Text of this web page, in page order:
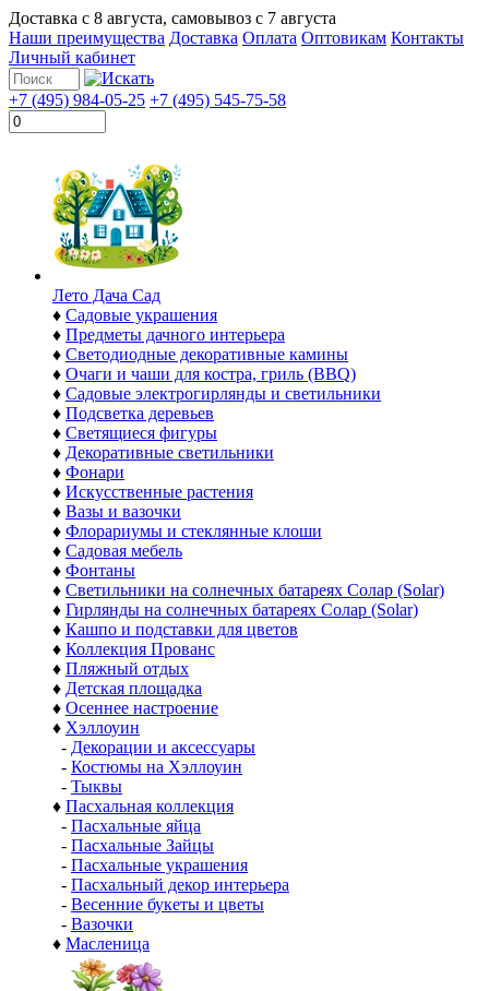
Доставка с 8 августа, самовывоз с 7 августа
Наши преимущества Доставка Оплата Оптовикам Контакты
Личный кабинет
+7 (495) 984-05-25 +7 (495) 545-75-58
Лето Дача Сад
♦ Садовые украшения
♦ Предметы дачного интерьера
♦ Светодиодные декоративные камины
♦ Очаги и чаши для костра, гриль (BBQ)
♦ Садовые электрогирлянды и светильники
♦ Подсветка деревьев
♦ Светящиеся фигуры
♦ Декоративные светильники
♦ Фонари
♦ Искусственные растения
♦ Вазы и вазочки
♦ Флорариумы и стеклянные клоши
♦ Садовая мебель
♦ Фонтаны
♦ Светильники на солнечных батареях Солар (Solar)
♦ Гирлянды на солнечных батареях Солар (Solar)
♦ Кашпо и подставки для цветов
♦ Коллекция Прованс
♦ Пляжный отдых
♦ Детская площадка
♦ Осеннее настроение
♦ Хэллоуин
- Декорации и аксессуары
- Костюмы на Хэллоуин
- Тыквы
♦ Пасхальная коллекция
- Пасхальные яйца
- Пасхальные Зайцы
- Пасхальные украшения
- Пасхальный декор интерьера
- Весенние букеты и цветы
- Вазочки
♦ Масленица